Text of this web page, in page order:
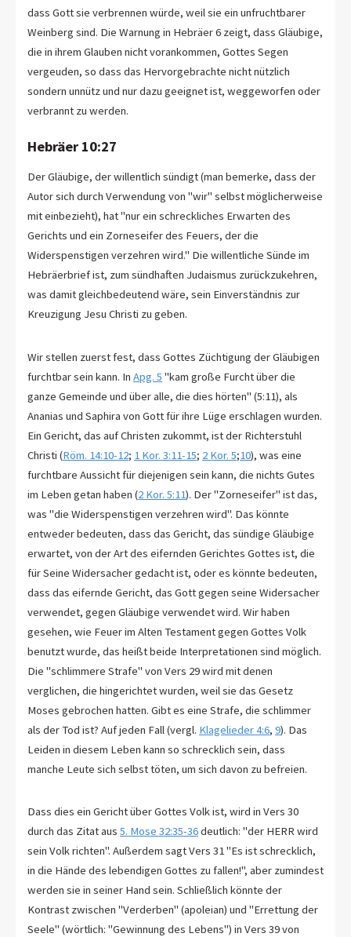
dass Gott sie verbrennen würde, weil sie ein unfruchtbarer
Weinberg sind. Die Warnung in Hebräer 6 zeigt, dass Gläubige,
die in ihrem Glauben nicht vorankommen, Gottes Segen
vergeuden, so dass das Hervorgebrachte nicht nützlich
sondern unnütz und nur dazu geeignet ist, weggeworfen oder
verbrannt zu werden.
Hebräer 10:27
Der Gläubige, der willentlich sündigt (man bemerke, dass der
Autor sich durch Verwendung von "wir" selbst möglicherweise
mit einbezieht), hat "nur ein schreckliches Erwarten des
Gerichts und ein Zorneseifer des Feuers, der die
Widerspenstigen verzehren wird." Die willentliche Sünde im
Hebräerbrief ist, zum sündhaften Judaismus zurückzukehren,
was damit gleichbedeutend wäre, sein Einverständnis zur
Kreuzigung Jesu Christi zu geben.
Wir stellen zuerst fest, dass Gottes Züchtigung der Gläubigen
furchtbar sein kann. In Apg. 5 "kam große Furcht über die
ganze Gemeinde und über alle, die dies hörten" (5:11), als
Ananias und Saphira von Gott für ihre Lüge erschlagen wurden.
Ein Gericht, das auf Christen zukommt, ist der Richterstuhl
Christi (Röm. 14:10-12; 1 Kor. 3:11-15; 2 Kor. 5;10), was eine
furchtbare Aussicht für diejenigen sein kann, die nichts Gutes
im Leben getan haben (2 Kor. 5:11). Der "Zorneseifer" ist das,
was "die Widerspenstigen verzehren wird". Das könnte
entweder bedeuten, dass das Gericht, das sündige Gläubige
erwartet, von der Art des eifernden Gerichtes Gottes ist, die
für Seine Widersacher gedacht ist, oder es könnte bedeuten,
dass das eifernde Gericht, das Gott gegen seine Widersacher
verwendet, gegen Gläubige verwendet wird. Wir haben
gesehen, wie Feuer im Alten Testament gegen Gottes Volk
benutzt wurde, das heißt beide Interpretationen sind möglich.
Die "schlimmere Strafe" von Vers 29 wird mit denen
verglichen, die hingerichtet wurden, weil sie das Gesetz
Moses gebrochen hatten. Gibt es eine Strafe, die schlimmer
als der Tod ist? Auf jeden Fall (vergl. Klagelieder 4:6, 9). Das
Leiden in diesem Leben kann so schrecklich sein, dass
manche Leute sich selbst töten, um sich davon zu befreien.
Dass dies ein Gericht über Gottes Volk ist, wird in Vers 30
durch das Zitat aus 5. Mose 32:35-36deutlich: "der HERR wird
sein Volk richten". Außerdem sagt Vers 31 "Es ist schrecklich,
in die Hände des lebendigen Gottes zu fallen!", aber zumindest
werden sie in seiner Hand sein. Schließlich könnte der
Kontrast zwischen "Verderben" (apoleian) und "Errettung der
Seele" (wörtlich: "Gewinnung des Lebens") in Vers 39 von